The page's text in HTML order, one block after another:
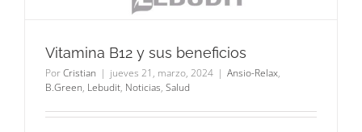
Vitamina B12 y sus beneficios
PorCristian | jueves 21, marzo, 2024 | Ansio-Relax,
B.Green, Lebudit, Noticias, Salud